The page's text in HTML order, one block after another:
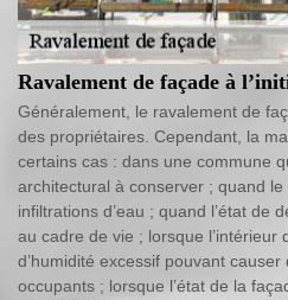
Ravalement de façade à
Généralement, le ravalement de
des propriétaires. Cependant, la
certains cas : dans une commune
architectural à conserver ; quand
infiltrations d’eau ; quand l’état de
au cadre de vie ; lorsque
d’humidité excessif pouvant
occupants ; lorsque l’état de la